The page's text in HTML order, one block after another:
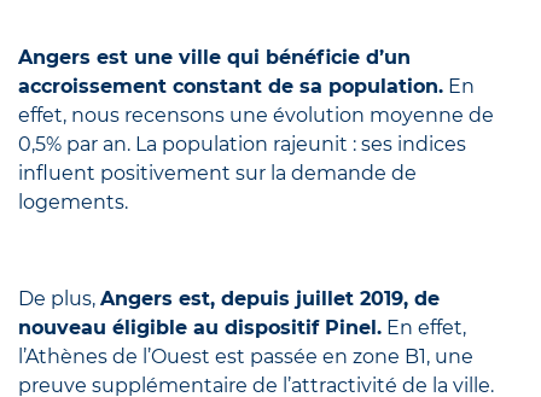
Angers est une ville qui bénéficie d’un
accroissement constant de sa population. En
effet, nous recensons une évolution moyenne de
0,5% par an. La population rajeunit : ses indices
influent positivement sur la demande de
logements.
De plus, Angers est, depuis juillet 2019, de
nouveau éligible au dispositif Pinel. En effet,
l’Athènes de l’Ouest est passée en zone B1, une
preuve supplémentaire de l’attractivité de la ville.